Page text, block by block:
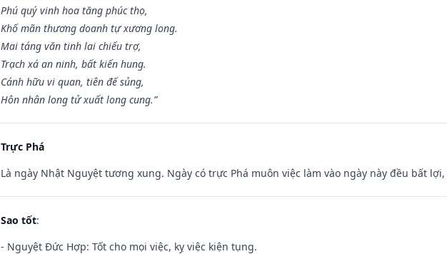
Phú quý vinh hoa tăng phúc thọ,
Khố mãn thương doanh tự xương long.
Mai táng văn tinh lai chiếu trợ,
Trạch xá an ninh, bất kiến hung.
Cánh hữu vi quan, tiên đế sủng,
Hôn nhân long tử xuất long cung.”
Trực Phá
Là ngày Nhật Nguyệt tương xung. Ngày có trực Phá muôn việc làm vào ngày này đều bất
Sao tốt:
- Nguyệt Đức Hợp: Tốt cho mọi việc, kỵ việc kiện tụng.